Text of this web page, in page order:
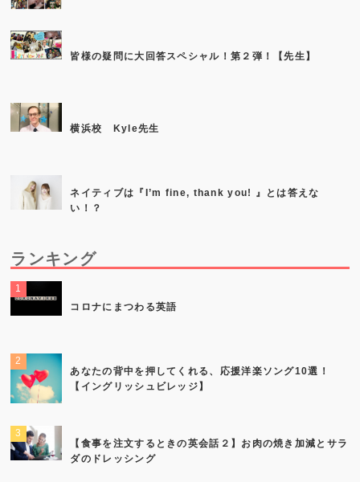
皆様の疑問に大回答スペシャル！第２弾！【先生】
横浜校 Kyle先生
ネイティブは『I’m fine, thank you! 』とは答えな
い！？
ランキング
コロナにまつわる英語
あなたの背中を押してくれる、応援洋楽ソング10選！
【イングリッシュビレッジ】
【食事を注文するときの英会話２】お肉の焼き加減とサラ
ダのドレッシング